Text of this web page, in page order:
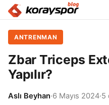
ANTRENMAN
Zbar Triceps
Yapılır?
Aslı Beyhan·6 Mayıs 2024·5